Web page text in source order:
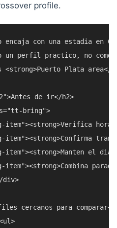
profile.
encaja con una estadia en
un perfil practico, no
<strong>Puerto Plata
de ir</h2>
bring">
item"><strong>Verifica
item"><strong>Confirma
item"><strong>Manten el
item"><strong>Combina
div>
cercanos para comparar</